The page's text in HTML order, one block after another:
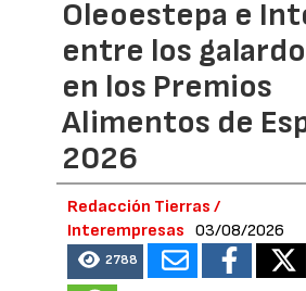
Oleoestepa e
entre los
en los Premios
Alimentos de
2026
Redacción Tierras /
Interempresas
03/08/2026
2788